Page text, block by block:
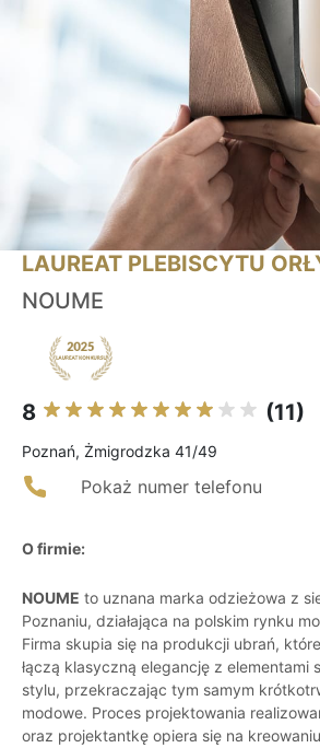
LAUREAT PLEBISCYTU
NOUME
8 (11)
Poznań, Żmigrodzka 41/49
Pokaż numer telefonu
O firmie:
NOUME to uznana marka odzieżowa z
Poznaniu, działająca na polskim rynku
Firma skupia się na produkcji ubrań,
łączą klasyczną elegancję z elementami
stylu, przekraczając tym samym
modowe. Proces projektowania
oraz projektantkę opiera się na kreowaniu